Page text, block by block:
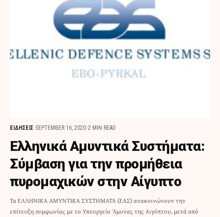
ΕΙΔΗΣΕΙΣ SEPTEMBER 16, 2020 2 MIN READ
Ελληνικά Αμυντικά Συστήματα:
Σύμβαση για την προμήθεια
πυρομαχικών στην Αίγυπτο
Τα ΕΛΛΗΝΙΚΑ ΑΜΥΝΤΙΚΑ ΣΥΣΤΗΜΑΤΑ (ΕΑΣ) ανακοινώνουν την
επίτευξη συμφωνίας με το Υπουργείο Άμυνας της Αιγύπτου, μετά από